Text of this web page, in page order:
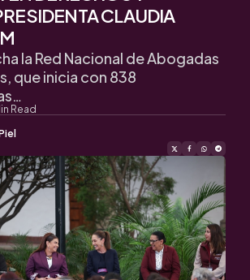
CLAUDIA
Read
la Red Nacional de Abogadas
que inicia con 838